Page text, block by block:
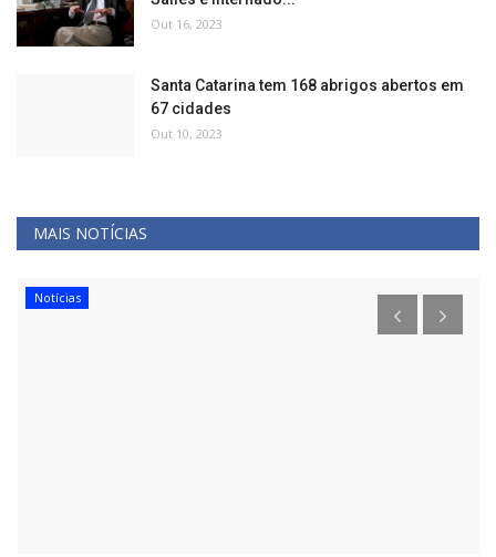
Out 16, 2023
Santa Catarina tem 168 abrigos abertos em
67 cidades
Out 10, 2023
MAIS NOTÍCIAS
Notícias